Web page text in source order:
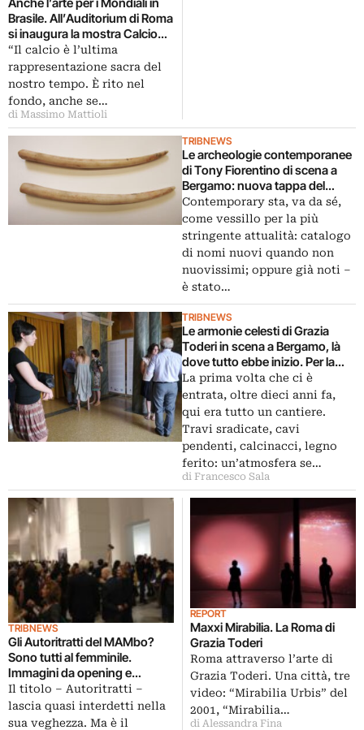
Brasile. All’Auditorium di Roma
si inaugura la mostra Calcio
d’autore: ecco qualche
immagine in anteprima…
“Il calcio è l’ultima
rappresentazione sacra del
nostro tempo. È rito nel
fondo, anche se…
di Massimo Mattioli
TRIBNEWS
Le archeologie contemporanee
di Tony Fiorentino di scena a
Bergamo: nuova tappa del
progetto contemporary locus,
che svela spazi inusuali della
città attraverso l’arte. Oggi
tocca alla domus romana di
Lucina
Contemporary sta, va da sé,
come vessillo per la più
stringente attualità: catalogo
di nomi nuovi quando non
nuovissimi; oppure già noti –
è stato…
TRIBNEWS
Le armonie celesti di Grazia
Toderi in scena a Bergamo, là
dove tutto ebbe inizio. Per la
prima volta torna al Sociale,
dove è stata girata, la video-
installazione che trasforma il
teatro in una metafora
dell’assoluto
La prima volta che ci è
entrata, oltre dieci anni fa,
qui era tutto un cantiere.
Travi sradicate, cavi
pendenti, calcinacci, legno
ferito: un’atmosfera se…
di Francesco Sala
TRIBNEWS
Gli Autoritratti del MAMbo?
Sono tutti al femminile.
Immagini da opening e
cocktail della mostra al museo
bolognese…
Il titolo – Autoritratti –
lascia quasi interdetti nella
sua veghezza. Ma è il
REPORT
Maxxi Mirabilia. La Roma di
Grazia Toderi
Roma attraverso l’arte di
Grazia Toderi. Una città, tre
video: “Mirabilia Urbis” del
2001, “Mirabilia…
di Alessandra Fina